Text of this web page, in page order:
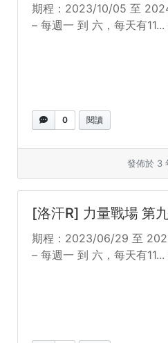
期程：2023/10/05 至
– 每週一 到 六，每天有11...
0 閱讀
發佈於 3
[洛汗R] 力量戰場 第
期程：2023/06/29 至
– 每週一 到 六，每天有11...